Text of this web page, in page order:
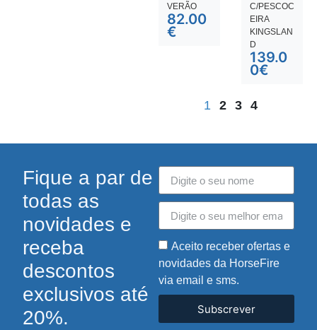
VERÃO
82.00
€
C/PESCOC
EIRA
KINGSLAN
D
139.0
0€
1 2 3 4
Fique a par de
todas as
novidades e
receba
descontos
exclusivos até
20%.
Aceito receber ofertas e
novidades da HorseFire
via email e sms.
Subscrever